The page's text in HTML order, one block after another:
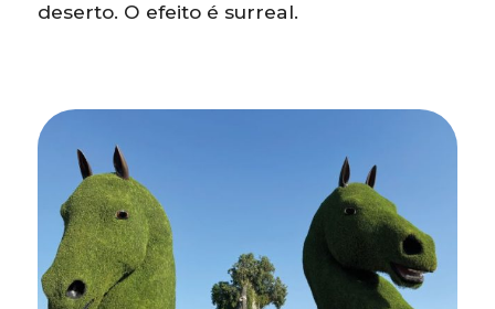
deserto. O efeito é surreal.